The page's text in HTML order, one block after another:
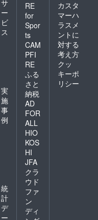
サ
ー
ビ
ス
実
施
事
例
統
計
デ
ー
RE
for
Spor
ts
CAM
PFI
RE
ふる
さと
納税
AD
FOR
ALL
HIO
KOS
HI
JFA
クラ
ウド
ファ
ン
ディ
カスタ
マーハ
ラスメ
ントに
対する
考え方
クッ
キーポ
リシー